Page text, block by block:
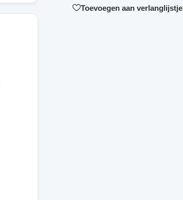
Toevoegen aan verlanglijstje